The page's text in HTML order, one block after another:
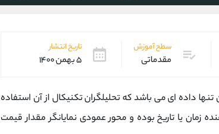
سطح آموزش
مقدماتی
تاریخ انتشار
۵ بهمن ۱۴۰۰
داده ای می باشد که تحلیلگران تکنیکال از آن استفاده
زمان یا تاریخ بوده و محور عمودی نمایانگر مقدار قیمت